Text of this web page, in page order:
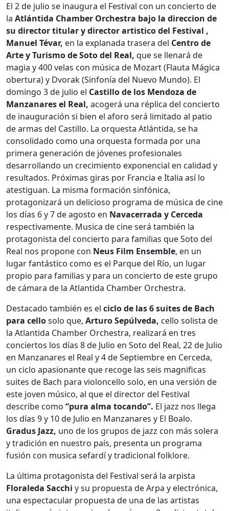
El 2 de julio se inaugura el Festival con un concierto de
la Atlántida Chamber Orchestra bajo la direccion de
su director titular y director artistico del Festival ,
Manuel Tévar, en la explanada trasera del Centro de
Arte y Turismo de Soto del Real, que se llenará de
magia y 400 velas con música de Mozart (Flauta Mágica
obertura) y Dvorak (Sinfonía del Nuevo Mundo). El
domingo 3 de julio el Castillo de los Mendoza de
Manzanares el Real, acogerá una réplica del concierto
de inauguración si bien el aforo será limitado al patio
de armas del Castillo. La orquesta Atlántida, se ha
consolidado como una orquesta formada por una
primera generación de jóvenes profesionales
desarrollando un crecimiento exponencial en calidad y
resultados. Próximas giras por Francia e Italia así lo
atestiguan. La misma formación sinfónica,
protagonizará un delicioso programa de música de cine
los días 6 y 7 de agosto en Navacerrada y Cerceda
respectivamente. Musica de cine será también la
protagonista del concierto para familias que Soto del
Real nos propone con Neus Film Ensemble, en un
lugar fantástico como es el Parque del Río, un lugar
propio para familias y para un concierto de este grupo
de cámara de la Atlantida Chamber Orchestra.
Destacado también es el ciclo de las 6 suites de Bach
para cellosolo que, Arturo Sepúlveda, cello solista de
la Atlantida Chamber Orchestra, realizará en tres
conciertos los días 8 de Julio en Soto del Real, 22 de Julio
en Manzanares el Real y 4 de Septiembre en Cerceda,
un ciclo apasionante que recoge las seis magnificas
suites de Bach para violoncello solo, en una versión de
este joven músico, al que el director del Festival
describe como “pura alma tocando”. El jazz nos llega
los días 9 y 10 de Julio en Manzanares y El Boalo.
Gradus Jazz, uno de los grupos de jazz con más solera
y tradición en nuestro país, presenta un programa
fusión con musica sefardí y tradicional folklore.
La última protagonista del Festival será la arpista
Floraleda Sacchi y su propuesta de Arpa y electrónica,
una espectacular propuesta de una de las artistas